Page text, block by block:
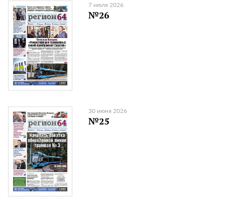
7 июля 2026
№26
30 июня 2026
№25